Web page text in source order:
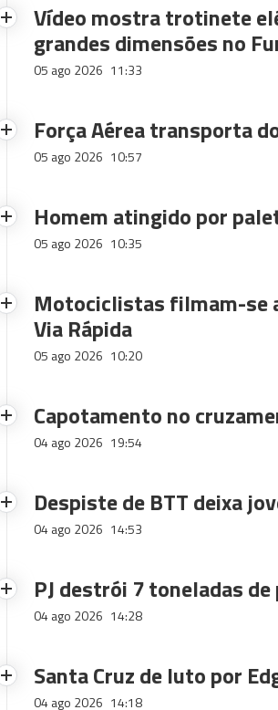
Vídeo mostra trotinete
grandes dimensões no
05 ago 2026 11:33
Força Aérea transporta
05 ago 2026 10:57
Homem atingido por
05 ago 2026 10:35
Motociclistas filmam-se
Via Rápida
05 ago 2026 10:20
Capotamento no
04 ago 2026 19:54
Despiste de BTT deixa
04 ago 2026 14:53
PJ destrói 7 toneladas
04 ago 2026 14:28
Santa Cruz de luto por
04 ago 2026 14:18